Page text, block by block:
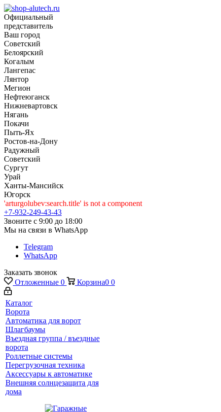
Официальный
представитель
Ваш город
Советский
Белоярский
Когалым
Лангепас
Лянтор
Мегион
Нефтеюганск
Нижневартовск
Нягань
Покачи
Пыть-Ях
Рoстов-на-Дону
Радужный
Советский
Сургут
Урай
Ханты-Мансийск
Югорск
'arturgolubev:search.title' is not a component
+7-932-249-43-43
Звоните с 9:00 до 18:00
Мы на связи в WhatsApp
Telegram
WhatsApp
Заказать звонок
Отложенные 0 Корзина0 0
Каталог
Ворота
Автоматика для ворот
Шлагбаумы
Въездная группа / въездные
ворота
Роллетные системы
Перегрузочная техника
Аксессуары к автоматике
Внешняя солнцезащита для
дома